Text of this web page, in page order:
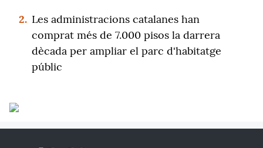
2. Les administracions catalanes han
comprat més de 7.000 pisos la darrera
dècada per ampliar el parc d'habitatge
públic